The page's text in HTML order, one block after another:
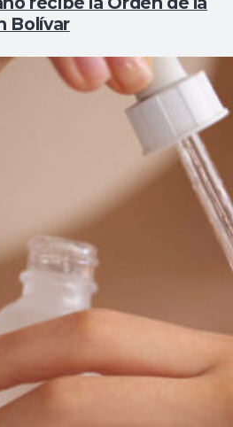
Bolívar